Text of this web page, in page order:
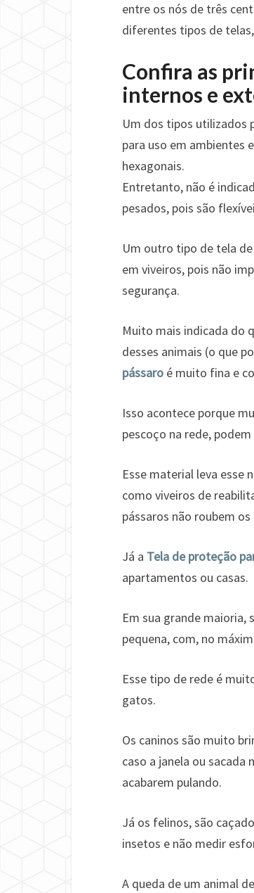
entre os nós de três
diferentes tipos de
Confira as
internos e
Um dos tipos utilizados
para uso em ambientes
hexagonais.
Entretanto, não é
pesados, pois são
Um outro tipo de tela
em viveiros, pois não
segurança.
Muito mais indicada do
desses animais (o que
pássaro é muito fina e
Isso acontece porque
pescoço na rede,
Esse material leva esse
como viveiros de
pássaros não roubem
Já a Tela de proteção
apartamentos ou casas.
Em sua grande maioria,
pequena, com, no
Esse tipo de rede é
gatos.
Os caninos são muito
caso a janela ou
acabarem pulando.
Já os felinos, são
insetos e não medir
A queda de um animal